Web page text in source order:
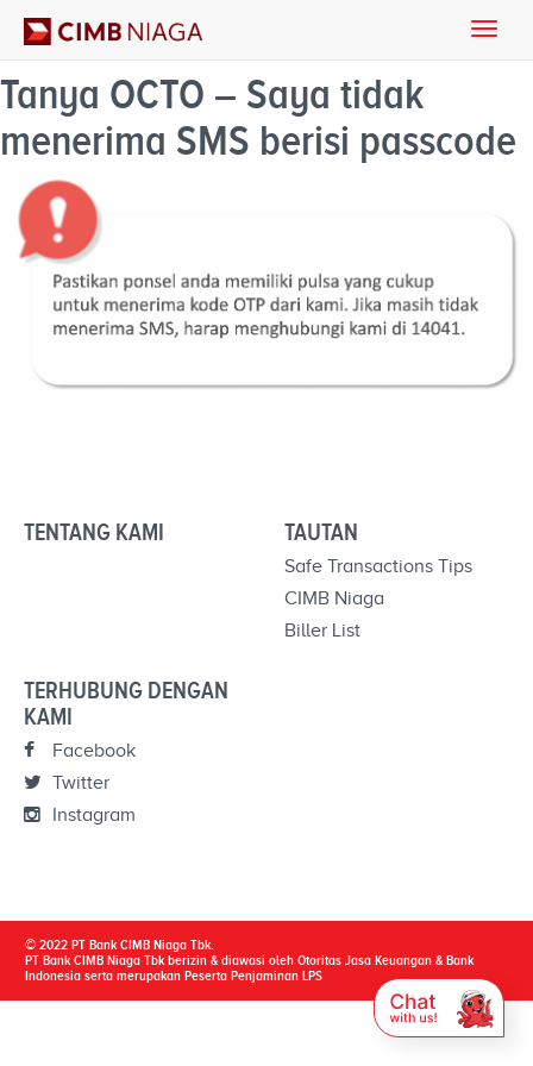
Toggle
Tanya OCTO – Saya tidak
menerima SMS berisi passcode
TENTANG KAMI TAUTAN
Safe Transactions Tips
CIMB Niaga
Biller List
TERHUBUNG DENGAN
KAMI
Facebook
Twitter
Instagram
© 2022 PT Bank CIMB Niaga Tbk.
PT Bank CIMB Niaga Tbk berizin & diawasi oleh Otoritas Jasa Keuangan & Bank
Indonesia serta merupakan Peserta Penjaminan LPS